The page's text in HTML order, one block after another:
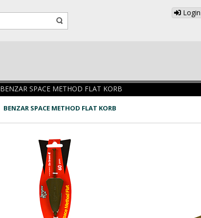
Login
BENZAR SPACE METHOD FLAT KORB
BENZAR SPACE METHOD FLAT KORB